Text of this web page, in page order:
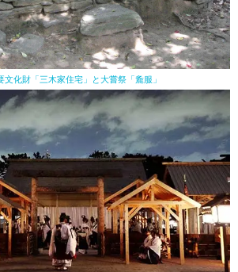
化財「三木家住宅」と大嘗祭「麁服」